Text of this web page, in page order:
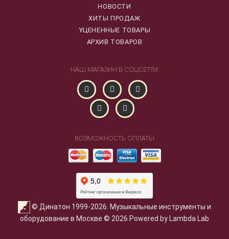
НОВОСТИ
ХИТЫ ПРОДАЖ
УЦЕНЕННЫЕ ТОВАРЫ
АРХИВ ТОВАРОВ
НАШ МАГАЗИН В СОЦСЕТЯХ
ВОЗМОЖНОСТЬ ОПЛАТЫ
© Динатон 1999-2026. Музыкальные инструменты и
оборудование в Москве © 2026 Powered by Lambda Lab